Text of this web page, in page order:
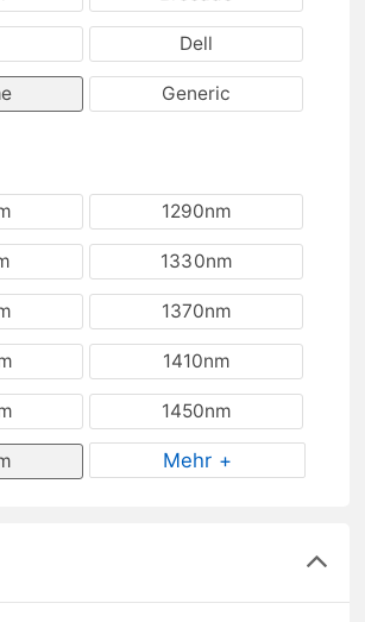
Dell
Generic
1290nm
1330nm
1370nm
1410nm
1450nm
Mehr +